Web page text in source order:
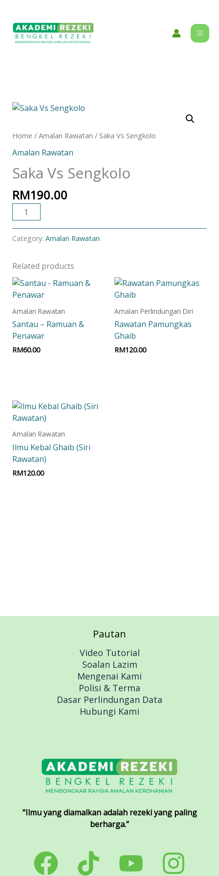
content
Home / Amalan Rawatan / Saka Vs Sengkolo
Amalan Rawatan
Saka Vs Sengkolo
RM190.00
Saka
Sengkolo
Category: Amalan Rawatan
Related products
Amalan Rawatan
Santau – Ramuan &
Penawar
RM60.00
Amalan Perlindungan Diri
Rawatan Pamungkas
Ghaib
RM120.00
Amalan Rawatan
Ilmu Kebal Ghaib (Siri
Rawatan)
RM120.00
Pautan
Video Tutorial
Soalan Lazim
Mengenai Kami
Polisi & Terma
Dasar Perlindungan Data
Hubungi Kami
“Ilmu yang diamalkan adalah rezeki yang paling
berharga.”